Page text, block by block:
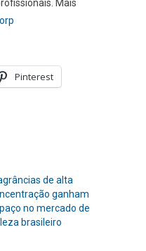
Mais
Pinterest
de alta
ganham
no mercado de
brasileiro